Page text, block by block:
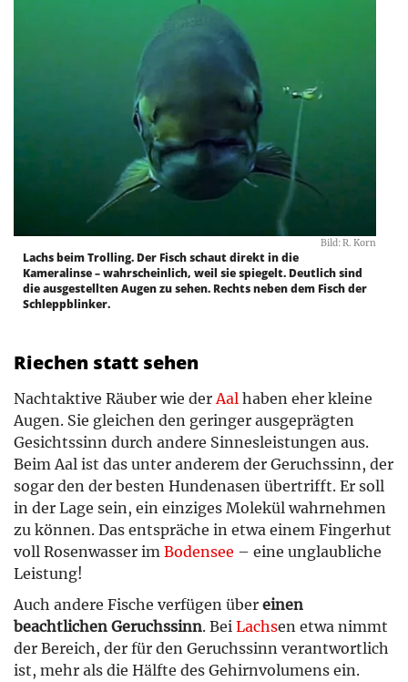
Bild: R. Korn
Lachs beim Trolling. Der Fisch schaut direkt in die
Kameralinse – wahrscheinlich, weil sie spiegelt. Deutlich sind
die ausgestellten Augen zu sehen. Rechts neben dem Fisch der
Schleppblinker.
Riechen statt sehen
Nachtaktive Räuber wie derAal haben eher kleine
Augen. Sie gleichen den geringer ausgeprägten
Gesichtssinn durch andere Sinnesleistungen aus.
Beim Aal ist das unter anderem der Geruchssinn, der
sogar den der besten Hundenasen übertrifft. Er soll
in der Lage sein, ein einziges Molekül wahrnehmen
zu können. Das entspräche in etwa einem Fingerhut
voll Rosenwasser im Bodensee – eine unglaubliche
Leistung!
Auch andere Fische verfügen über einen
beachtlichen Geruchssinn. Bei Lachsen etwa nimmt
der Bereich, der für den Geruchssinn verantwortlich
ist, mehr als die Hälfte des Gehirnvolumens ein.